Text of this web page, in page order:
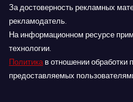
За достоверность рекламных
рекламодатель.
На информационном ресурсе
технологии.
Политикав отношении обработки
предоставляемых